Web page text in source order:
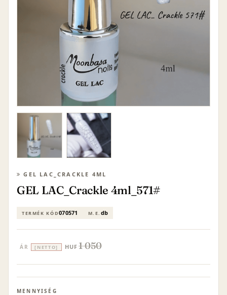
GEL LAC_CRACKLE 4ML
GEL LAC_Crackle 4ml_571#
TERMÉK KÓD070571 M.E.db
ÁR [NETTO] HUF 1 050
MENNYISÉG